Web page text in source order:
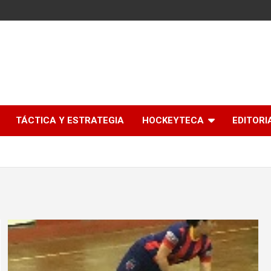
TÁCTICA Y ESTRATEGIA HOCKEYTECA